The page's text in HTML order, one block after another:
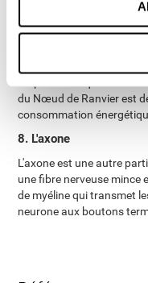
7. Le Nœud de Ranvier
Le Nœud de Ranvier est
entourant un axone dans
du Nœud de Ranvier est
consommation
8. L'axone
L'axone est une autre
une fibre nerveuse mince
de myéline qui transmet
neurone aux boutons